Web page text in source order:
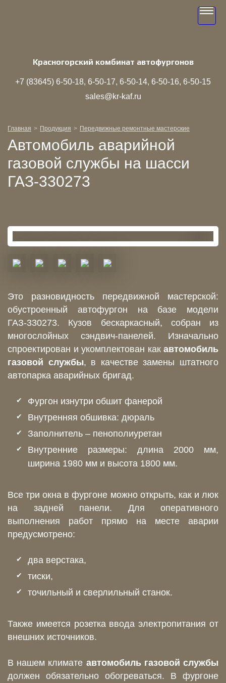
Красногорский комбинат автофургонов
+7 (83645) 6‑50‑18 6‑50‑17 6‑50‑14 6‑50‑16 6‑50‑15
sales@kr-kaf.ru
Toggle
Главная Продукция Передвижные ремонтные мастерские
Автомобиль аварийной
газовой службы на шасси
ГАЗ-330273
Это разновидность передвижной мастерской:
обустроенный автофургон на базе модели
ГАЗ-330273. Кузов бескаркасный, собран из
многослойных сэндвич-панелей. Изначально
спроектирован и укомплектован как автомобиль
газовой службы, в качестве замены штатного
автопарка аварийных бригад.
Фургон изнутри обшит фанерой
Внутренняя обшивка: дюраль
Заполнитель – пенополиуретан
Внутренние размеры: длина 2000 мм,
ширина 1980 мм и высота 1800 мм.
Все три окна в фургоне можно открыть, как и люк
на задней панели. Для оперативного
выполнения работ прямо на месте аварии
предусмотрено:
два верстака,
тиски,
точильный и сверлильный станок.
Также имеется розетка ввода электропитания от
внешних источников.
В нашем климате автомобиль газовой службы
должен обязательно обогреваться. В фургоне